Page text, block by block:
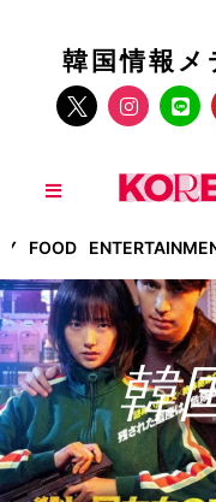
韓国情報メ
FOOD
韓